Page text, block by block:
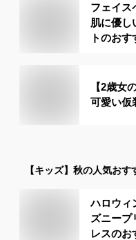
フェイス
肌に優し
トのおす
【2歳女
可愛い仮
【キッズ】 秋の人気おす
ハロウィ
ズニープ
レスのお